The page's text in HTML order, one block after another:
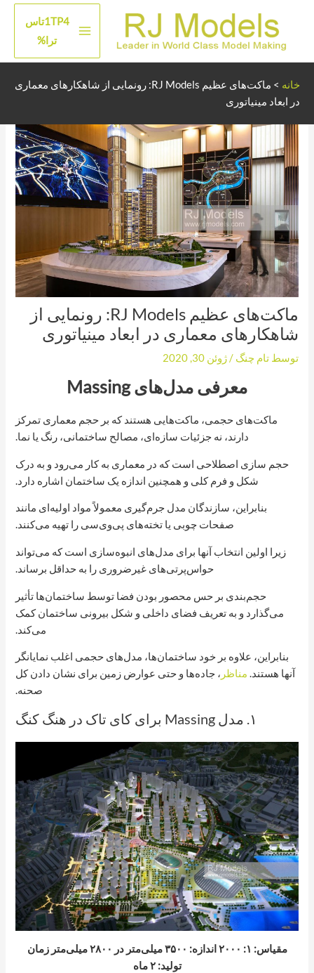
1TP4تاس
ترا%
خانه >
ماکت‌های عظیم RJ Models: رونمایی از شاهکارهای معماری
در ابعاد مینیاتوری
ماکت‌های عظیم RJ Models: رونمایی از
شاهکارهای معماری در ابعاد مینیاتوری
توسطتام چنگ/ژوئن 30, 2020
معرفی مدل‌های Massing
ماکت‌های حجمی، ماکت‌هایی هستند که بر حجم معماری تمرکز
دارند، نه جزئیات سازه‌ای، مصالح ساختمانی، رنگ یا نما.
حجم سازی اصطلاحی است که در معماری به کار می‌رود و به درک
شکل و فرم کلی و همچنین اندازه یک ساختمان اشاره دارد.
بنابراین، سازندگان مدل جرم‌گیری معمولاً مواد اولیه‌ای مانند
صفحات چوبی یا تخته‌های پی‌وی‌سی را تهیه می‌کنند.
زیرا اولین انتخاب آنها برای مدل‌های انبوه‌سازی است که می‌تواند
حواس‌پرتی‌های غیرضروری را به حداقل برساند.
حجم‌بندی بر حس محصور بودن فضا توسط ساختمان‌ها تأثیر
می‌گذارد و به تعریف فضای داخلی و شکل بیرونی ساختمان کمک
می‌کند.
بنابراین، علاوه بر خود ساختمان‌ها، مدل‌های حجمی اغلب نمایانگر
آنها هستند. مناظر ، جاده‌ها و حتی عوارض زمین برای نشان دادن کل
صحنه.
۱. مدل Massing برای کای تاک در هنگ کنگ
مقیاس: ۱: ۲۰۰۰ اندازه: ۳۵۰۰ میلی‌متر در ۲۸۰۰ میلی‌متر زمان
تولید: ۲ ماه